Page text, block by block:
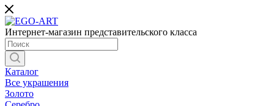
Интернет-магазин представительского класса
Каталог
Все украшения
Золото